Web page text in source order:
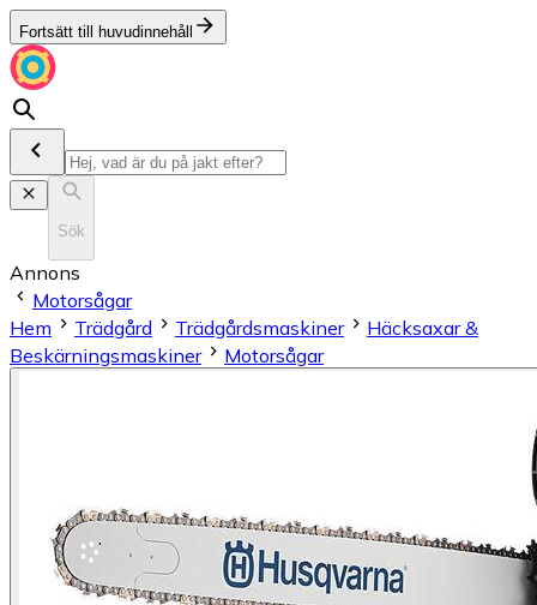
Fortsätt till huvudinnehåll
Sök
Annons
Motorsågar
Hem
Trädgård Trädgårdsmaskiner
Häcksaxar &
Beskärningsmaskiner
Motorsågar